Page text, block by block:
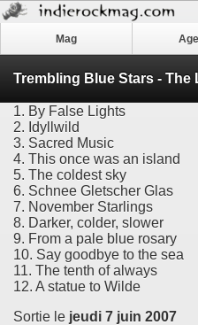
Mag
Trembling Blue Stars - The
1. By False Lights
2. Idyllwild
3. Sacred Music
4. This once was an island
5. The coldest sky
6. Schnee Gletscher Glas
7. November Starlings
8. Darker, colder, slower
9. From a pale blue rosary
10. Say goodbye to the sea
11. The tenth of always
12. A statue to Wilde
Sortie le jeudi 7 juin 2007